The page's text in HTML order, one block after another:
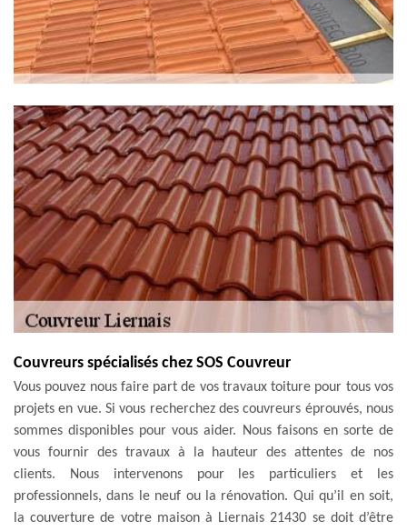
Couvreurs spécialisés chez SOS Couvreur
Vous pouvez nous faire part de vos travaux toiture pour tous vos
projets en vue. Si vous recherchez des couvreurs éprouvés, nous
sommes disponibles pour vous aider. Nous faisons en sorte de
vous fournir des travaux à la hauteur des attentes de nos
clients. Nous intervenons pour les particuliers et les
professionnels, dans le neuf ou la rénovation. Qui qu’il en soit,
la couverture de votre maison à Liernais 21430 se doit d’être